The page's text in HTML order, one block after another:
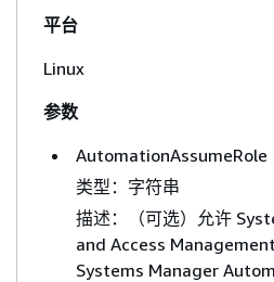
平台
Linux
参数
AutomationAssumeRole
类型：字符串
描述：（可选）允许
and Access
Systems Manager